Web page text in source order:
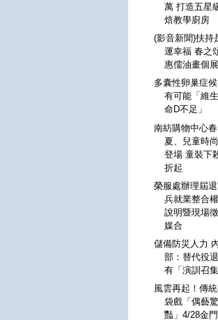
萬 打造五星
焙教學廚房
(影音新聞)扶持
運幸福 春之
惠儒油畫個展
多囊性卵巢症
有可能「維
命D不足」
南紡購物中心春
夏、兒童時
登場 童裝下
折起
榮服處辦理屆
兵就業整合
說明暨現場
媒合
儲備防災人力
部：替代役
有「演訓召集
風雲再起！傳
袋戲「偶藝驚
豔」4/28金